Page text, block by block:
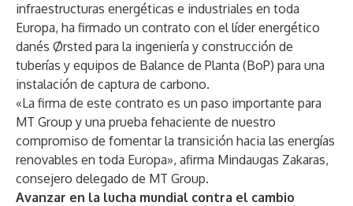
infraestructuras energéticas e industriales en toda
Europa, ha firmado un contrato con el líder energético
danés Ørsted para la ingeniería y construcción de
tuberías y equipos de Balance de Planta (BoP) para una
instalación de captura de carbono.
«La firma de este contrato es un paso importante para
MT Group y una prueba fehaciente de nuestro
compromiso de fomentar la transición hacia las energías
renovables en toda Europa», afirma Mindaugas Zakaras,
consejero delegado de MT Group.
Avanzar en la lucha mundial contra el cambio